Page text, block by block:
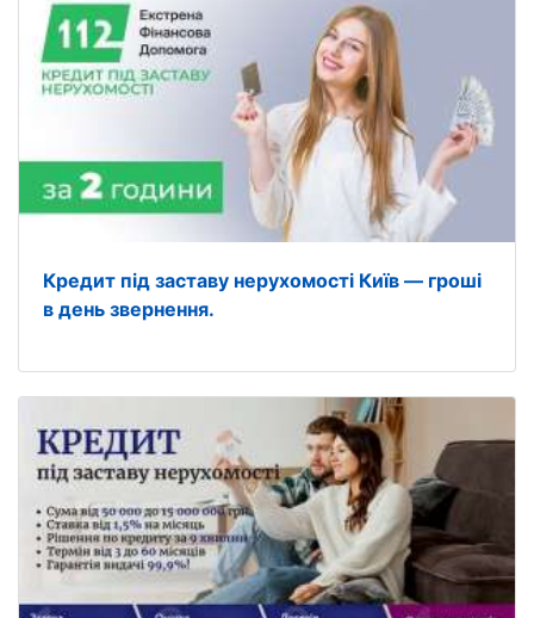
Кредит під заставу нерухомості Київ — гроші
в день звернення.